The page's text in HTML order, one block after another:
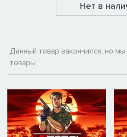
Нет в
Данный товар закончился, но
товары